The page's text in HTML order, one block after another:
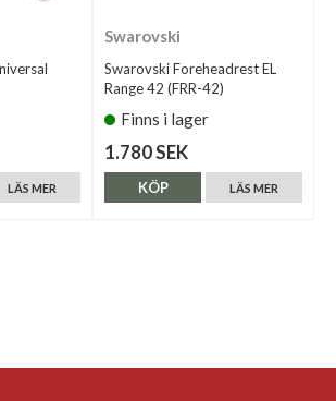
LÄS MER
Swarovski
Swarovski Foreheadrest EL
Range 42 (FRR-42)
Finns i lager
1.780 SEK
LÄS MER
KÖP